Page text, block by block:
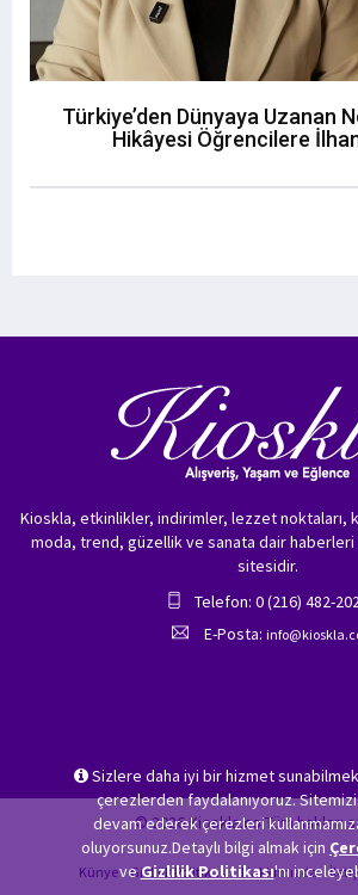
Türkiye’den Dünyaya Uzanan
Hikâyesi Öğrencilere
Sizlere daha iyi bir hizmet
çerezlerden faydalanıyoruz.
devam ederek çerezleri
oluyorsunuz.Detaylı bilgi almak için
veGizlilik Politikası'nı
Kioskla, etkinlikler, indirimler, lezzet noktaları,
moda, trend, güzellik ve sanata dair haberleri
sitesidir.
Telefon: 0 (216) 482-
E-Posta:
© 2026 Kioskla.co Tüm hakları
Künye Gizlilik Politikası Hakkımızda